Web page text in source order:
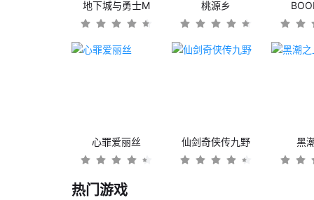
地下城与勇士M 桃源乡
心罪爱丽丝 仙剑奇侠传九野 黑
热门游戏